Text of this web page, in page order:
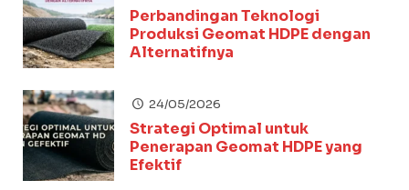
Perbandingan Teknologi
Produksi Geomat HDPE dengan
Alternatifnya
24/05/2026
Strategi Optimal untuk
Penerapan Geomat HDPE yang
Efektif